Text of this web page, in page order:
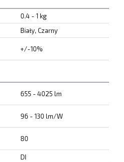
0.4 - 1 kg
Biały, Czarny
+/-10%
655 - 4025 lm
96 - 130 lm/W
80
DI